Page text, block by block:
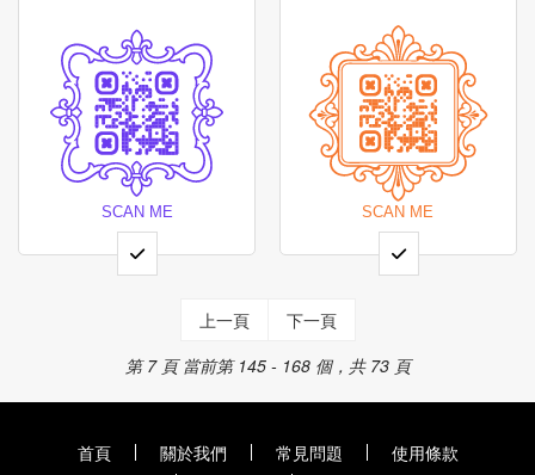
上一頁
下一頁
第 7 頁 當前第 145 - 168 個，共 73 頁
首頁 關於我們 常見問題
使用條款